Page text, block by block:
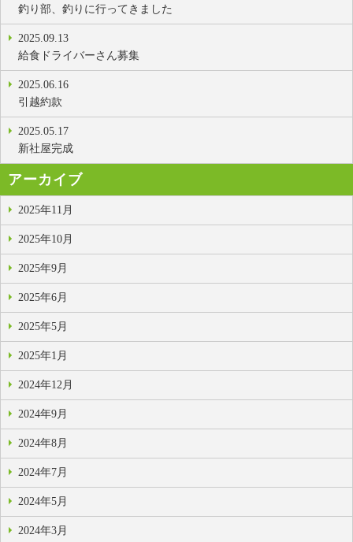
釣り部、釣りに行ってきました
2025.09.13
給食ドライバーさん募集
2025.06.16
引越約款
2025.05.17
新社屋完成
アーカイブ
2025年11月
2025年10月
2025年9月
2025年6月
2025年5月
2025年1月
2024年12月
2024年9月
2024年8月
2024年7月
2024年5月
2024年3月